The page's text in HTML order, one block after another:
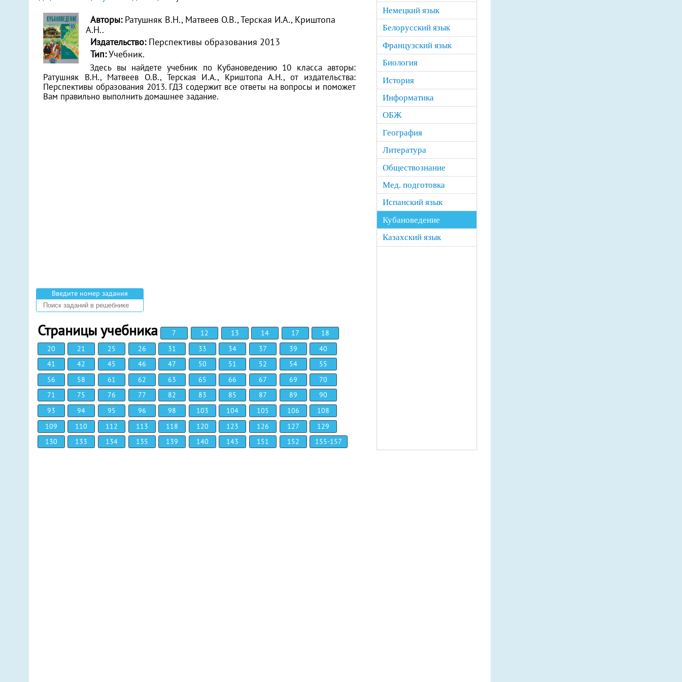
Авторы: Ратушняк В.Н., Матвеев О.В., Терская И.А., Криштопа
А.Н..
Издательство: Перспективы образования 2013
Тип:Учебник.
Здесь вы найдете учебник по Кубановедению 10 класса авторы:
Ратушняк В.Н., Матвеев О.В., Терская И.А., Криштопа А.Н., от издательства:
Перспективы образования 2013. ГДЗ содержит все ответы на вопросы и поможет
Вам правильно выполнить домашнее задание.
Введите номер задания
Страницы учебника 7 12 13 14 17
18
20
21 25 26 31 33 34 37 39
40
41
42 45 46 47 50 51 52 54
55
56
58 61 62 63 65 66 67 69
70
71
75 76 77 82 83 85 87 89
90
93
94 95 96 98 103 104 105 106
108
109
110 112 113 118 120 123 126 127
129
130
133 134 135 139 140 143 151 152 155-157
Немецкий язык
Белорусский язык
Французский язык
Биология
История
Информатика
ОБЖ
География
Литература
Обществознание
Мед. подготовка
Испанский язык
Кубановедение
Казахский язык